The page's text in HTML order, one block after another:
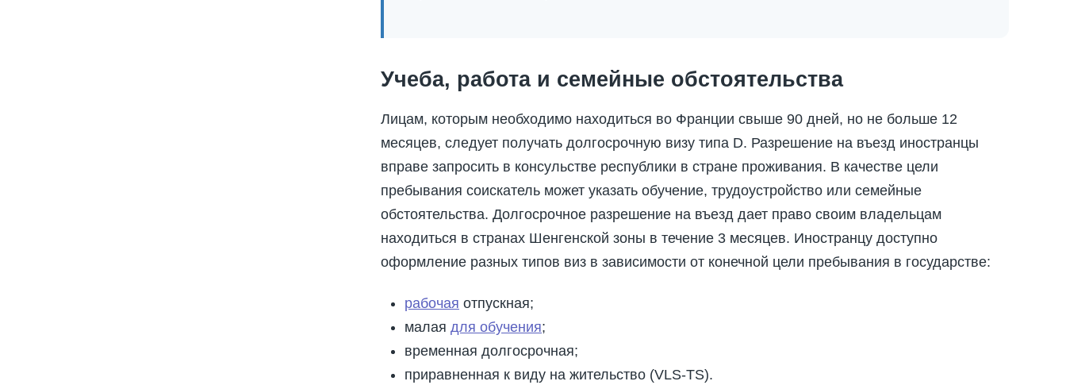
Учеба, работа и семейные обстоятельства
Лицам, которым необходимо находиться во Франции свыше 90 дней, но не больше 12
месяцев, следует получать долгосрочную визу типа D. Разрешение на въезд иностранцы
вправе запросить в консульстве республики в стране проживания. В качестве цели
пребывания соискатель может указать обучение, трудоустройство или семейные
обстоятельства. Долгосрочное разрешение на въезд дает право своим владельцам
находиться в странах Шенгенской зоны в течение 3 месяцев. Иностранцу доступно
оформление разных типов виз в зависимости от конечной цели пребывания в государстве:
рабочая отпускная;
малая для обучения;
временная долгосрочная;
приравненная к виду на жительство (VLS-TS).